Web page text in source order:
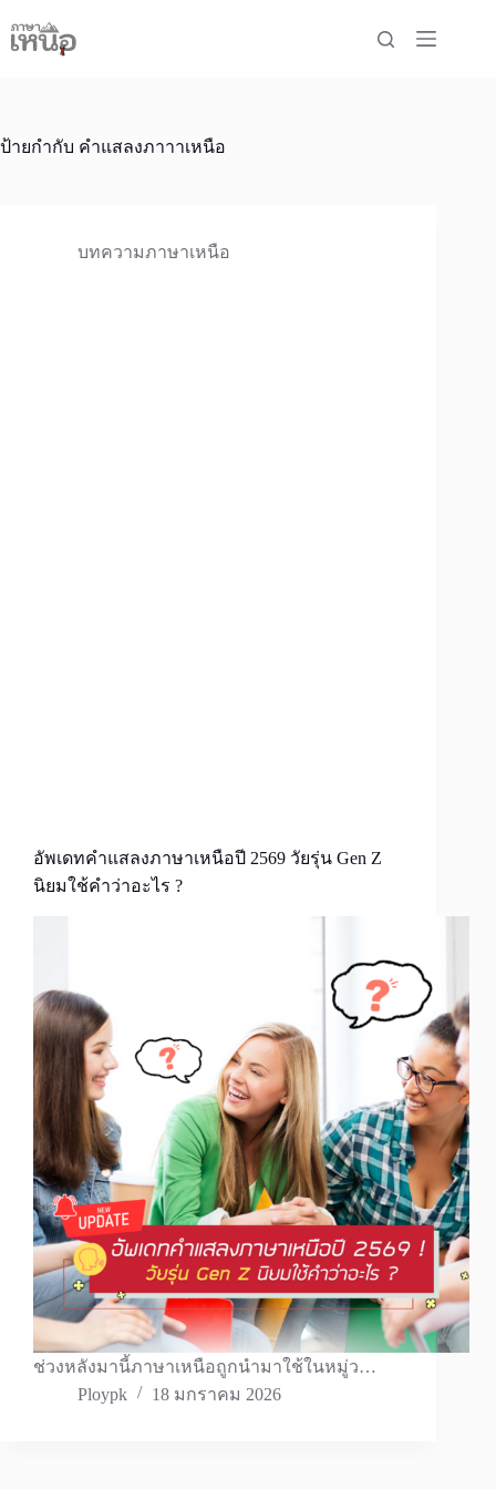
to
content
ป้ายกำกับ คำแสลงภาาาเหนือ
บทความภาษาเหนือ
อัพเดทคำแสลงภาษาเหนือปี 2569 วัยรุ่น Gen Z
นิยมใช้คำว่าอะไร ?
ช่วงหลังมานี้ภาษาเหนือถูกนำมาใช้ในหมู่ว…
Ploypk
18 มกราคม 2026